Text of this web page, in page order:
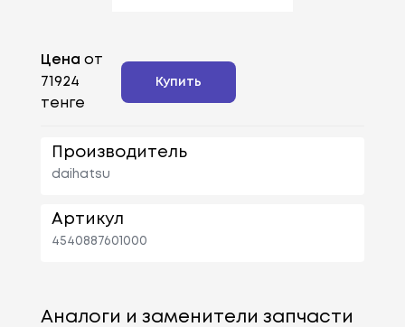
Цена от
71924
тенге
Купить
Производитель
daihatsu
Артикул
4540887601000
Аналоги и заменители запчасти